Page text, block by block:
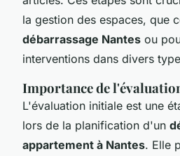
la gestion des espaces, que
débarrassage Nantes ou
interventions dans divers
Importance de
L'évaluation initiale est une
lors de la planification d'un
appartement à Nantes. Elle